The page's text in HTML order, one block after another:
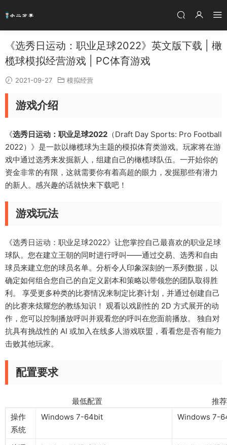
《选秀日运动：职业足球2022》英文版下载 | 橄
榄球模拟经营游戏 | PC体育游戏
2021-09-27 模拟经营
游戏介绍
《选秀日运动：职业足球2022 （Draft Day Sports: Pro Football
2022）》是一款以橄榄球为主题的模拟体育类游戏。玩家将在游
戏中通过选秀来发掘新人，组建自己的橄榄球队伍。一开始你的
资金非常的有限，这就需要你有着高超的眼力，发掘那些有潜力
的新人。感兴趣的话就快来下载吧！
游戏玩法
《选秀日运动：职业足球2022》让您掌控自己最喜欢的职业足球
球队。您在建立王朝的同时进行呼叫——通过交易、选秀和自由
球员来建立您的球员名单。分析令人印象深刻的一系列数据，以
确定如何组合您自己的自定义剧本和策略以带领您的团队取得胜
利。 享受更多种类的比赛情况来制定比赛计划，并通过创建自己
的比赛来炫耀您的教练知识！ 观看以戏剧性的 2D 方式展开的动
作，您可以控制播放呼叫并观看您的呼叫在您面前播放。 独自对
抗具有挑战性的 AI 或加入在线多人游戏联盟，看看您是否有能力
击败其他玩家。
配置要求
最低配置 推荐配
操作
系统
Windows 7-64bit Windows 7-